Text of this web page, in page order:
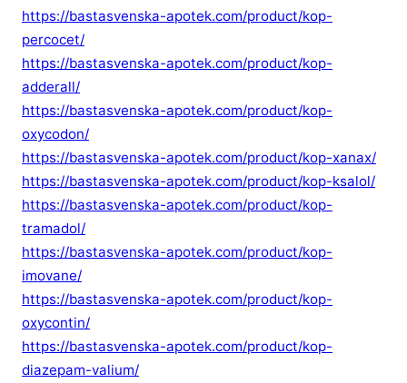
https://bastasvenska-apotek.com/product/kop-
percocet/
https://bastasvenska-apotek.com/product/kop-
adderall/
https://bastasvenska-apotek.com/product/kop-
oxycodon/
https://bastasvenska-apotek.com/product/kop-xanax/
https://bastasvenska-apotek.com/product/kop-ksalol/
https://bastasvenska-apotek.com/product/kop-
tramadol/
https://bastasvenska-apotek.com/product/kop-
imovane/
https://bastasvenska-apotek.com/product/kop-
oxycontin/
https://bastasvenska-apotek.com/product/kop-
diazepam-valium/